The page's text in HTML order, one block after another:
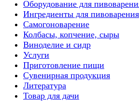
Оборудование для
Ингредиенты для пивоварения
Самогоноварение
Колбасы, копчение, сыры
Виноделие и сидр
Услуги
Приготовление пищи
Сувенирная продукция
Литература
Товар для дачи